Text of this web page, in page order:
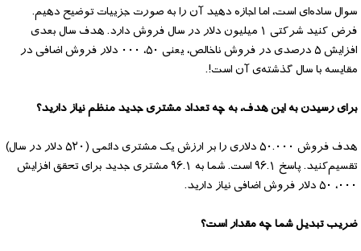
سوال ساده‌ای است، اما اجازه دهید آن را به صورت جزییات توضیح دهیم.
فرض کنید شرکتی ۱ میلیون دلار در سال فروش دارد. هدف سال بعدی
افزایش ۵ درصدی در فروش ناخالص، یعنی ۵۰، ۰۰۰ دلار فروش اضافی در
مقایسه با سال گذشته‌ی آن است!.
برای رسیدن به این هدف، به چه تعداد مشتری جدید منظم نیاز دارید؟
هدف فروش ۵۰.۰۰۰ دلاری را بر ارزش یک مشتری دائمی (۵۲۰ دلار در سال)
تقسیم‌کنید. پاسخ ۹۶.۱ است. شما به ۹۶.۱ مشتری جدید برای تحقق افزایش
۰۰۰، ۵۰ دلار فروش اضافی نیاز دارید.
ضریب تبدیل شما چه مقدار است؟